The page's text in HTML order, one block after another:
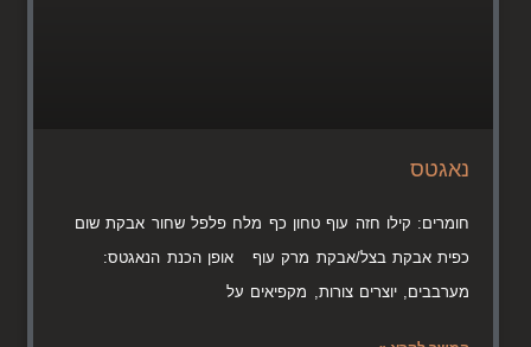
נאגטס
חומרים: קילו חזה עוף טחון כף מלח פלפל שחור אבקת שום
כפית אבקת בצל/אבקת מרק עוף אופן הכנת הנאגטס:
מערבבים, יוצרים צורות, מקפיאים על